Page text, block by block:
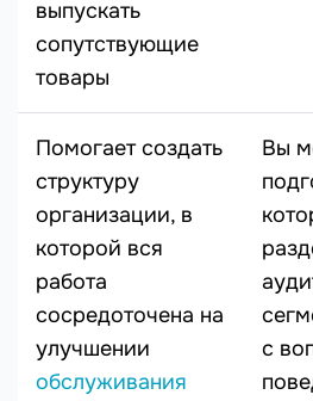
выпускать
сопутствующие
товары
Помогает создать
структуру
организации, в
которой вся
работа
сосредоточена на
улучшении
обслуживания
Вы
с